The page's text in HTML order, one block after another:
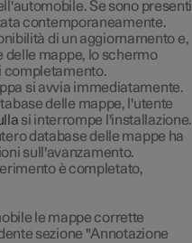
Se sono presenti
contemporaneamente.
di un aggiornamento e,
mappe, lo schermo
completamento.
si avvia immediatamente.
delle mappe, l'utente
si interrompe l'installazione.
database delle mappe ha
sull'avanzamento.
è completato,
le mappe corrette
sezione "Annotazione